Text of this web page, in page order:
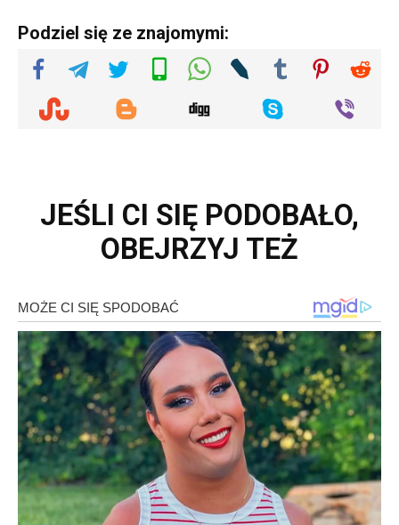
Podziel się ze znajomymi:
JEŚLI CI SIĘ PODOBAŁO,
OBEJRZYJ TEŻ